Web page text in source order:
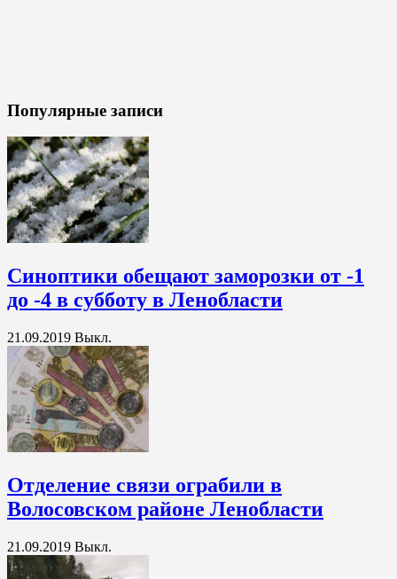
Популярные записи
Синоптики обещают заморозки от -1
до -4 в субботу в Ленобласти
21.09.2019 Выкл.
Отделение связи ограбили в
Волосовском районе Ленобласти
21.09.2019 Выкл.